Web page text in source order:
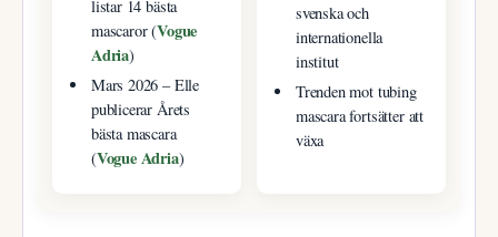
listar 14 bästa
mascaror (Vogue
Adria)
Mars 2026 – Elle
publicerar Årets
bästa mascara
(Vogue Adria)
svenska och
internationella
institut
Trenden mot tubing
mascara fortsätter att
växa